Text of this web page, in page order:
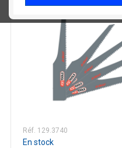
Réf. 129.3740
En stock